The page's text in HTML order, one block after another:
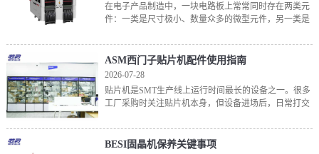
在电子产品制造中，一块电路板上常常同时存在两类元
件：一类是尺寸极小、数量众多的微型元件，另一类是
这两类元件的贴装需求，这对设备的设计提出了较高要
求。AS
ASM西门子贴片机配件使用指南
2026-07-28
贴片机是SMT生产线上运行时间最长的设备之一。很多
工厂采购时关注贴片机本身，但设备进场后，日常打交
备的运行状态才能稳定；配件选错或疏于管理，贴片机
性能再
BESI固晶机保养关键事项